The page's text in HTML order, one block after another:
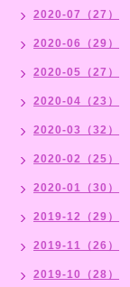
2020-07（27）
2020-06（29）
2020-05（27）
2020-04（23）
2020-03（32）
2020-02（25）
2020-01（30）
2019-12（29）
2019-11（26）
2019-10（28）